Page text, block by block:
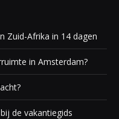
Zuid-Afrika in 14 dagen
in Amsterdam?
de vakantiegids